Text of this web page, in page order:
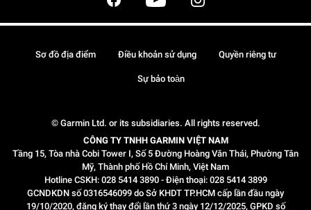
© Garmin Ltd. or its subsidiaries. All rights reserved.
CÔNG TY TNHH GARMIN VIỆT NAM
Tầng 15, Tòa nhà Cobi Tower I, Số 5 Đường Hoàng Văn Thái, Phường Tân
Mỹ, Thành phố Hồ Chí Minh, Việt Nam
Hotline CSKH: 028 5414 3890 - Điện thoại: 028 5414 3899
GCNDKDN số 0316546099 do Sở KHDT TP.HCM cấp lần đầu ngày
19/10/2020, đăng ký thay đổi lần thứ 3 ngày 12/12/2025, GPKD số
Sơ đồ địa điểm Điều khoản sử dụng Quyền riêng tư
Sự bảo toàn